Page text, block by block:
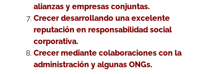
alianzas y empresas conjuntas.
Crecer desarrollando una excelente
reputación en responsabilidad social
corporativa.
Crecer mediante colaboraciones con la
administración y algunas ONGs.